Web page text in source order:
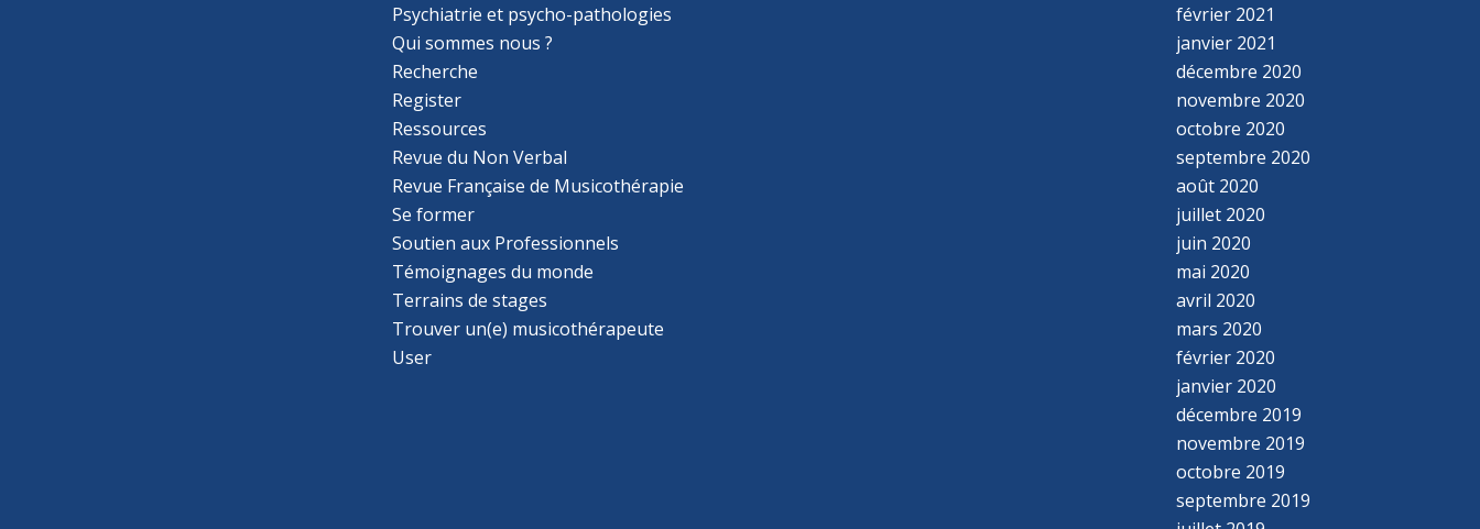
Psychiatrie et psycho-pathologies
Qui sommes nous ?
Recherche
Register
Ressources
Revue du Non Verbal
Revue Française de Musicothérapie
Se former
Soutien aux Professionnels
Témoignages du monde
Terrains de stages
Trouver un(e) musicothérapeute
User
février 2021
janvier 2021
décembre 2020
novembre 2020
octobre 2020
septembre 2020
août 2020
juillet 2020
juin 2020
mai 2020
avril 2020
mars 2020
février 2020
janvier 2020
décembre 2019
novembre 2019
octobre 2019
septembre 2019